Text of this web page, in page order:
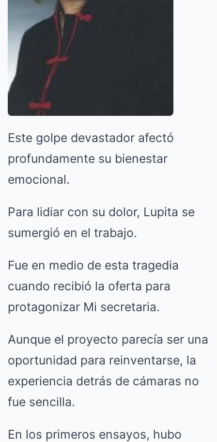
Este golpe devastador afectó
profundamente su bienestar
emocional.
Para lidiar con su dolor, Lupita se
sumergió en el trabajo.
Fue en medio de esta tragedia
cuando recibió la oferta para
protagonizar Mi secretaria.
Aunque el proyecto parecía ser una
oportunidad para reinventarse, la
experiencia detrás de cámaras no
fue sencilla.
En los primeros ensayos, hubo